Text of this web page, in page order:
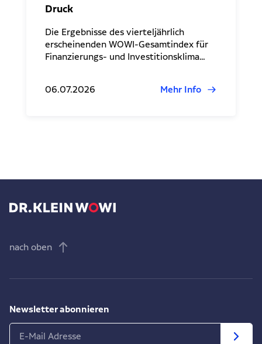
Druck
Die Ergebnisse des vierteljährlich
erscheinenden WOWI-Gesamtindex für
Finanzierungs- und Investitionsklima…
06.07.2026 Mehr Info
nach oben
Newsletter abonnieren